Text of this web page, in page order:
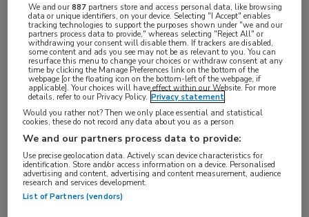
In de FUMANBA-2-studie bereikte de op BCMA
gerichte CAR T-celtherapie eque-cel een
diepgaande respons bij patiënten met nieuw
gediagnosticeerd multipel myeloom met een
hoog risico die niet in aanmerking kwamen voor
een allogene stamceltransplantatie.
Tags:
BCMA,CAR T-celtherapie,equecabtagene autoleucel
We and our887 partners store and access personal data, like browsing
data or unique identifiers, on your device. Selecting "I Accept" enables
tracking technologies to support the purposes shown under "we and our
partners process data to provide," whereas selecting "Reject All" or
withdrawing your consent will disable them. If trackers are disabled,
some content and ads you see may not be as relevant to you. You can
resurface this menu to change your choices or withdraw consent at any
time by clicking the Manage Preferences link on the bottom of the
webpage [or the floating icon on the bottom-left of the webpage, if
applicable]. Your choices will have effect within our Website. For more
details, refer to our Privacy Policy. Privacy statement
Would you rather not? Then we only place essential and statistical
cookies, these do not record any data about you as a person
We and our partners process data to provide:
Use precise geolocation data. Actively scan device characteristics for
identification. Store and/or access information on a device. Personalised
advertising and content, advertising and content measurement, audience
research and services development.
List of Partners (vendors)